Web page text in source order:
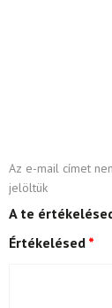
Az e-mail címet
jelöltük
A te
Értékelésed *